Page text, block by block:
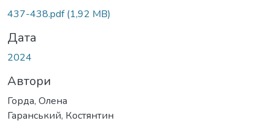
437-438.pdf(1,92 MB)
Дата
2024
Автори
Горда, Олена
Гаранський, Костянтин